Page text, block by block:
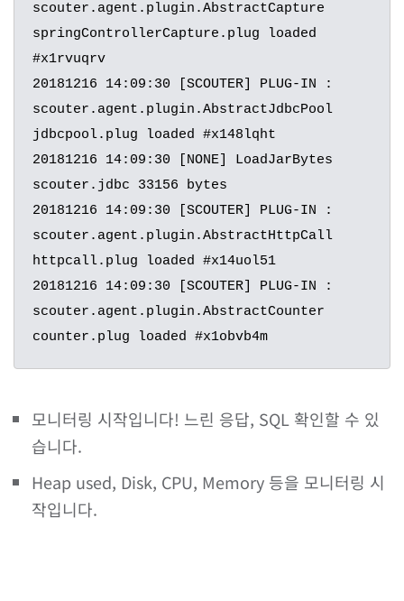
scouter.agent.plugin.AbstractCapture
springControllerCapture.plug loaded
#x1rvuqrv
20181216 14:09:30 [SCOUTER] PLUG-IN :
scouter.agent.plugin.AbstractJdbcPool
jdbcpool.plug loaded #x148lqht
20181216 14:09:30 [NONE] LoadJarBytes
scouter.jdbc 33156 bytes
20181216 14:09:30 [SCOUTER] PLUG-IN :
scouter.agent.plugin.AbstractHttpCall
httpcall.plug loaded #x14uol51
20181216 14:09:30 [SCOUTER] PLUG-IN :
scouter.agent.plugin.AbstractCounter
counter.plug loaded #x1obvb4m
모니터링 시작입니다! 느린 응답, SQL 확인할 수 있
습니다.
Heap used, Disk, CPU, Memory 등을 모니터링 시
작입니다.